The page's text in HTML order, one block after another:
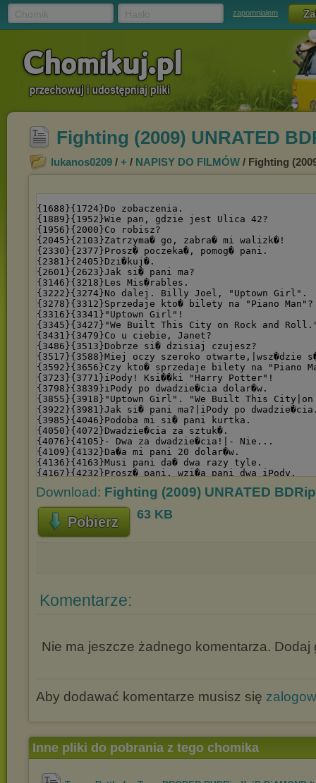
zapomniałem
Fighting (2009) UNRATED
lukanos0209 / + / NAPISY DO FILMÓW / Fighting
Download: Fighting (2009) UNRATED
Pobierz 63 KB
Komentarze:
Nie ma jeszcze żadnego komentarza. Dodaj
Aby dodawać komentarze musisz się
Inne pliki do pobrania z tego chomika